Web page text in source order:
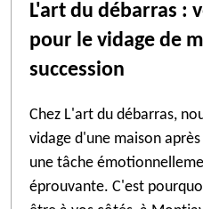
L'art du débarras :
pour le vidage de
succession
Chez L'art du débarras,
vidage d'une maison
une tâche
éprouvante. C'est